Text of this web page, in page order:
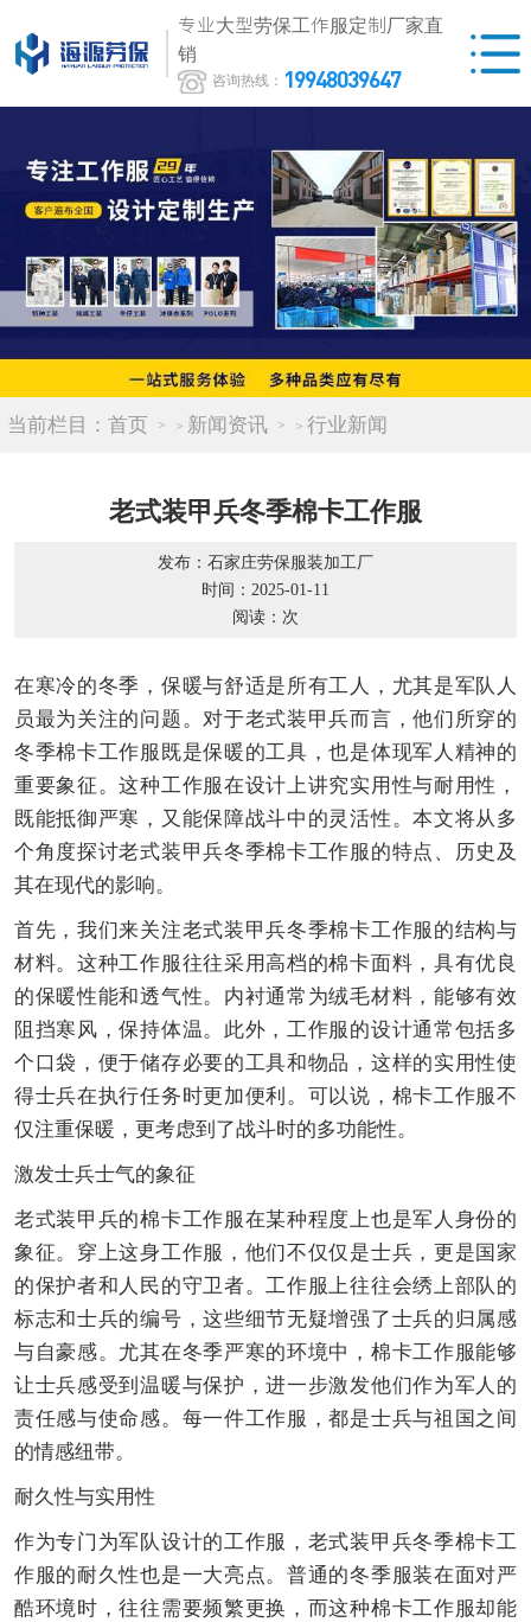
专业大型劳保工作服定制厂家直
销
咨询热线： 19948039647
当前栏目： 首页 > 新闻资讯 > 行业新闻
老式装甲兵冬季棉卡工作服
发布：石家庄劳保服装加工厂
时间：2025-01-11
阅读： 次
在寒冷的冬季，保暖与舒适是所有工人，尤其是军队人
员最为关注的问题。对于老式装甲兵而言，他们所穿的
冬季棉卡工作服既是保暖的工具，也是体现军人精神的
重要象征。这种工作服在设计上讲究实用性与耐用性，
既能抵御严寒，又能保障战斗中的灵活性。本文将从多
个角度探讨老式装甲兵冬季棉卡工作服的特点、历史及
其在现代的影响。
首先，我们来关注老式装甲兵冬季棉卡工作服的结构与
材料。这种工作服往往采用高档的棉卡面料，具有优良
的保暖性能和透气性。内衬通常为绒毛材料，能够有效
阻挡寒风，保持体温。此外，工作服的设计通常包括多
个口袋，便于储存必要的工具和物品，这样的实用性使
得士兵在执行任务时更加便利。可以说，棉卡工作服不
仅注重保暖，更考虑到了战斗时的多功能性。
激发士兵士气的象征
老式装甲兵的棉卡工作服在某种程度上也是军人身份的
象征。穿上这身工作服，他们不仅仅是士兵，更是国家
的保护者和人民的守卫者。工作服上往往会绣上部队的
标志和士兵的编号，这些细节无疑增强了士兵的归属感
与自豪感。尤其在冬季严寒的环境中，棉卡工作服能够
让士兵感受到温暖与保护，进一步激发他们作为军人的
责任感与使命感。每一件工作服，都是士兵与祖国之间
的情感纽带。
耐久性与实用性
作为专门为军队设计的工作服，老式装甲兵冬季棉卡工
作服的耐久性也是一大亮点。普通的冬季服装在面对严
酷环境时，往往需要频繁更换，而这种棉卡工作服却能